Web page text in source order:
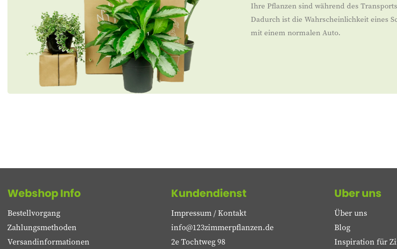
Ihre Pflanzen sind während des
Dadurch ist die Wahrscheinlichkeit eines
mit einem normalen Auto.
Webshop Info
Bestellvorgang
Zahlungsmethoden
Versandinformationen
Kundendienst
Impressum / Kontakt
info@123zimmerpflanzen.de
2e Tochtweg 98
Uber uns
Über uns
Blog
Inspiration für